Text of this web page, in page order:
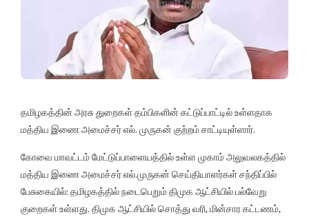
தமிழகத்தின் அரசு துறைகள் தம்பிகளின் கட்டுப்பாட்டில் உள்ளதாக
மத்திய இணை அமைச்சர் எல். முருகன் குற்றம் சாட்டியுள்ளார்.
கோவை மாவட்டம் மேட்டுப்பாளையத்தில் உள்ள முகாம் அலுவலகத்தில்
மத்திய இணை அமைச்சர் எல்.முருகன் செய்தியாளர்கள் சந்திப்பில்
பேசுகையில்: தமிழகத்தில் நடைபெறும் திமுக ஆட்சியில் பல்வேறு
குறைகள் உள்ளது. திமுக ஆட்சியில் சொத்து வரி, மின்சார கட்டணம்,